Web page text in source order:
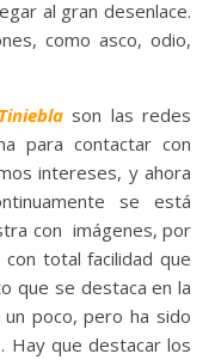
al gran desenlace.
como asco, odio,
son las redes
para contactar con
intereses, y ahora
se está
con imágenes, por
total facilidad que
que se destaca en la
poco, pero ha sido
Hay que destacar los